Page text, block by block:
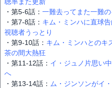
・第5-6話： 一難去ってまた一難
・第7-8話： キム・ミンハに直球
視聴者うっとり
・第9-10話： キム・ミンハとのキ
茶の間大熱狂
・第11-12話： イ・ジュノ片思い
へ
・第13-14話： ム・ジンソンがイ